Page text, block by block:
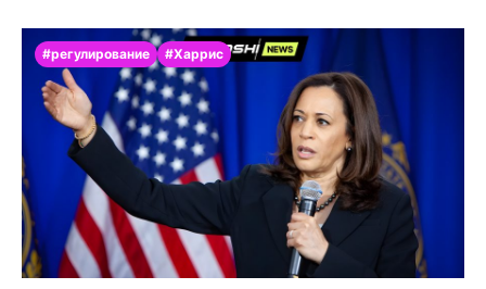
#регулирование #Харрис